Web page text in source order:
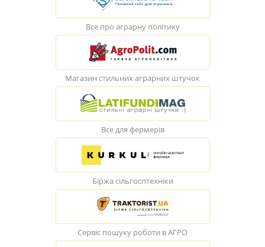
Все про аграрну політику
Магазин стильних аграрних штучок
Все для фермерів
Біржа сільгосптехніки
Сервіс пошуку роботи в АГРО